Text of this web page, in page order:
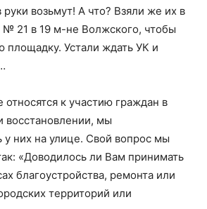
возьмут! А что? Взяли же их в
21 в 19 м-не Волжского, чтобы
площадку. Устали ждать УК и
к участию граждан в
восстановлении, мы
у них на улице. Свой вопрос мы
«Доводилось ли Вам принимать
благоустройства, ремонта или
территорий или